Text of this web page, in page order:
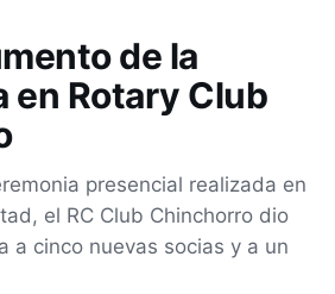
de la
en Rotary Club
presencial realizada en
el RC Club Chinchorro dio
a cinco nuevas socias y a un